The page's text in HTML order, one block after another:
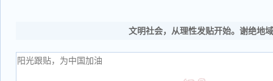
文明社会，从理性发贴开始。谢绝地